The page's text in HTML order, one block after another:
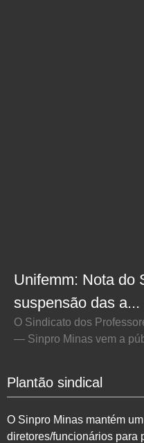
Unifemm: Nota do
suspensão das a...
O Sindicato dos
— Sinpro Minas vem a
Plantão sindical
O Sinpro Minas mantém
diretores/funcionários para